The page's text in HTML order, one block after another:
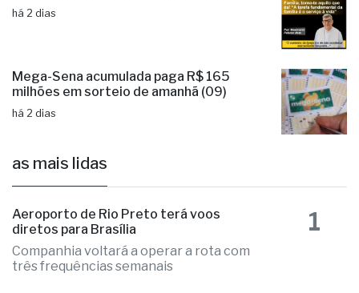
há 2 dias
Mega-Sena acumulada paga R$ 165
milhões em sorteio de amanhã (09)
há 2 dias
as mais lidas
Aeroporto de Rio Preto terá voos
diretos para Brasília
Companhia voltará a operar a rota com
três frequências semanais
1